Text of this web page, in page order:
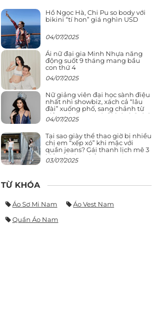
Hồ Ngọc Hà, Chi Pu so body với
bikini “tí hon” giá nghìn USD
04/07/2025
Ái nữ đại gia Minh Nhựa năng
động suốt 9 tháng mang bầu
con thứ 4
04/07/2025
Nữ giảng viên đại học sành điệu
nhất nhì showbiz, xách cả “lâu
đài” xuống phố, sang chảnh từ
giảng đường ra phố khó ai đọ lại
04/07/2025
Tại sao giày thể thao giờ bị nhiều
chị em “xếp xó” khi mặc với
quần jeans? Gái thanh lịch mê 3
kiểu này hơn hẳn
03/07/2025
TỪ KHÓA
Áo Sơ Mi Nam
Áo Vest Nam
Quần Áo Nam